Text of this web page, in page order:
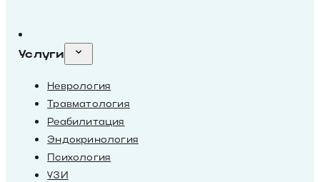
Услуги
Неврология
Травматология
Реабилитация
Эндокринология
Психология
УЗИ